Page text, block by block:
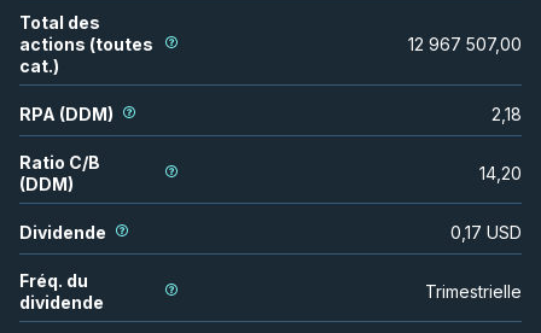
Total des
actions (toutes
cat.)
12 967 507,00
RPA (DDM) 2,18
Ratio C/B
(DDM)
14,20
Dividende 0,17 USD
Fréq. du
dividende
Trimestrielle